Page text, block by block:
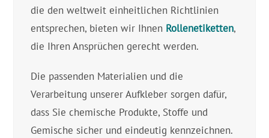
die den weltweit einheitlichen Richtlinien
entsprechen, bieten wir Ihnen Rollenetiketten,
die Ihren Ansprüchen gerecht werden.
Die passenden Materialien und die
Verarbeitung unserer Aufkleber sorgen dafür,
dass Sie chemische Produkte, Stoffe und
Gemische sicher und eindeutig kennzeichnen.